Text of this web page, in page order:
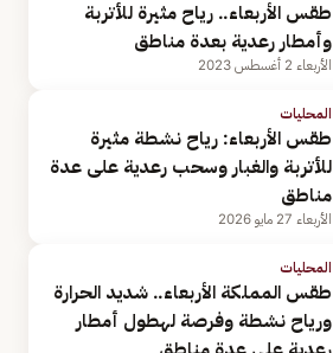
طقس الأربعاء.. رياح مثيرة للأتربة
وأمطار رعدية بعدة مناطق
الأربعاء 2 أغسطس 2023
المحليات
طقس الأربعاء: رياح نشطة مثيرة
للأتربة والغبار وسحب رعدية على عدة
مناطق
الأربعاء 27 مايو 2026
المحليات
طقس المملكة الأربعاء.. شديد الحرارة
ورياح نشطة وفرصة لهطول أمطار